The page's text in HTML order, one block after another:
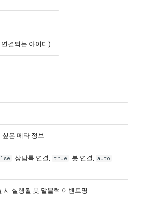
연결되는 아이디)
은 메타 정보
: 상담톡 연결, true : 봇 연결, auto :
시 실행될 봇 말블럭 이벤트명